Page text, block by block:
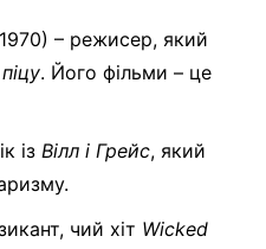
– режисер, який
. Його фільми – це
із Вілл і Грейс, який
чий хіт Wicked